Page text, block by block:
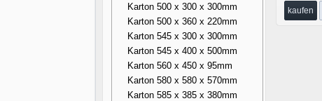
Karton 500 x 300 x 300mm
Karton 500 x 360 x 220mm
Karton 545 x 300 x 300mm
Karton 545 x 400 x 500mm
Karton 560 x 450 x 95mm
Karton 580 x 580 x 570mm
Karton 585 x 385 x 380mm
kaufen